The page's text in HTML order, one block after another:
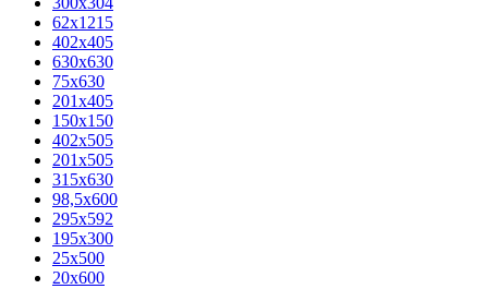
62x1215
402x405
630x630
75x630
201x405
150x150
402x505
201x505
315x630
98,5х600
295x592
195х300
25x500
20х600